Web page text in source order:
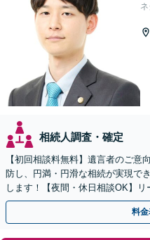
相続人調査・確定
【初回相談料無料】遺言者のご意
防し、円満・円滑な相続が実現で
します！【夜間・休日相談OK】
ピーディーにまごころを持って対
料